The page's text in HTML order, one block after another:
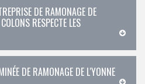
DE RAMONAGE DE
RESPECTE LES
DE RAMONAGE DE L'YONNE